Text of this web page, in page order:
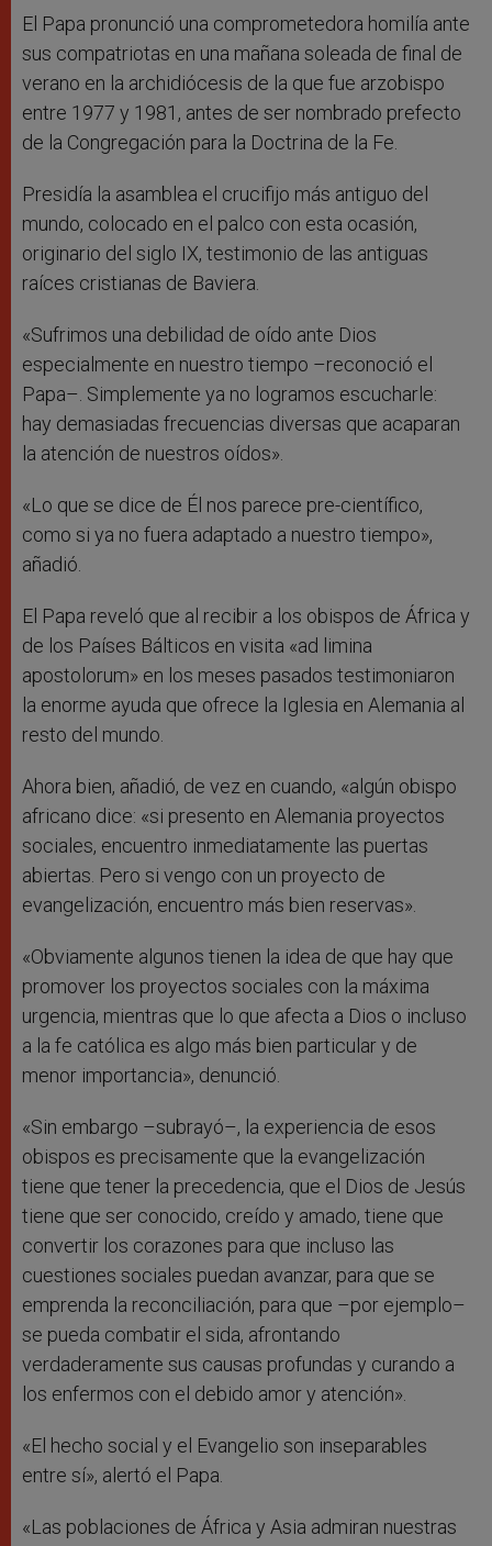
El Papa pronunció una comprometedora homilía ante
sus compatriotas en una mañana soleada de final de
verano en la archidiócesis de la que fue arzobispo
entre 1977 y 1981, antes de ser nombrado prefecto
de la Congregación para la Doctrina de la Fe.
Presidía la asamblea el crucifijo más antiguo del
mundo, colocado en el palco con esta ocasión,
originario del siglo IX, testimonio de las antiguas
raíces cristianas de Baviera.
«Sufrimos una debilidad de oído ante Dios
especialmente en nuestro tiempo –reconoció el
Papa–. Simplemente ya no logramos escucharle:
hay demasiadas frecuencias diversas que acaparan
la atención de nuestros oídos».
«Lo que se dice de Él nos parece pre-científico,
como si ya no fuera adaptado a nuestro tiempo»,
añadió.
El Papa reveló que al recibir a los obispos de África y
de los Países Bálticos en visita «ad limina
apostolorum» en los meses pasados testimoniaron
la enorme ayuda que ofrece la Iglesia en Alemania al
resto del mundo.
Ahora bien, añadió, de vez en cuando, «algún obispo
africano dice: «si presento en Alemania proyectos
sociales, encuentro inmediatamente las puertas
abiertas. Pero si vengo con un proyecto de
evangelización, encuentro más bien reservas».
«Obviamente algunos tienen la idea de que hay que
promover los proyectos sociales con la máxima
urgencia, mientras que lo que afecta a Dios o incluso
a la fe católica es algo más bien particular y de
menor importancia», denunció.
«Sin embargo –subrayó–, la experiencia de esos
obispos es precisamente que la evangelización
tiene que tener la precedencia, que el Dios de Jesús
tiene que ser conocido, creído y amado, tiene que
convertir los corazones para que incluso las
cuestiones sociales puedan avanzar, para que se
emprenda la reconciliación, para que –por ejemplo–
se pueda combatir el sida, afrontando
verdaderamente sus causas profundas y curando a
los enfermos con el debido amor y atención».
«El hecho social y el Evangelio son inseparables
entre sí», alertó el Papa.
«Las poblaciones de África y Asia admiran nuestras